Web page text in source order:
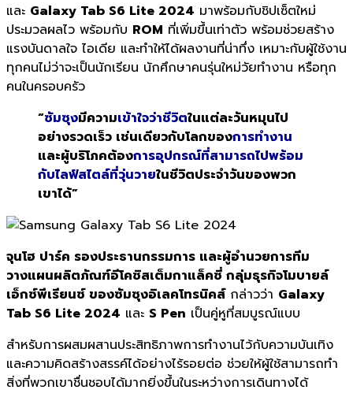
และ Galaxy Tab S6 Lite 2024 มาพร้อมกับชิปเซ็ตใหม่
ประมวลผลไว พร้อมกับ ROM ที่เพิ่มขึ้นเท่าตัว พร้อมช่วยสร้าง
แรงบันดาลใจ ไอเดีย และทำให้ได้ผลงานที่น่าทึ่ง เหมาะกับผู้ใช้งาน
ทุกคนไม่ว่าจะเป็นนักเรียน นักศึกษาคนรุ่นใหม่วัยทำงาน หรือทุก
คนในครอบครัว
“ซัมซุงมีความเข้าใจว่าชีวิตในแต่ละวันหมุนไป
อย่างรวดเร็ว เช่นเดียวกับโลกของการทำงาน
และผู้บริโภคต้องการอุปกรณ์ที่สามารถไปพร้อม
กับไลฟ์สไตล์ที่วุ่นวายในชีวิตประจำวันของพวก
เขาได้”
จุนโฮ ปาร์ค รองประธานกรรมการ และผู้อำนวยการทีม
วางแผนผลิตภัณฑ์อีโคซิสเต็มกาแล็คซี่ กลุ่มธุรกิจโมบายล์
เอ็กซ์พีเรียนซ์ ของซัมซุงอิเลคโทรนิคส์กล่าวว่า Galaxy
Tab S6 Lite 2024 และ S Pen เป็นคู่หูที่สมบูรณ์แบบ
สำหรับการผสมผสานประสิทธิภาพการทำงานไว้กับความบันเทิง
และความคิดสร้างสรรค์ได้อย่างไร้รอยต่อ ช่วยให้ผู้ใช้สามารถทำ
สิ่งที่พวกเขาชื่นชอบได้มากยิ่งขึ้นในระหว่างการเดินทางได้